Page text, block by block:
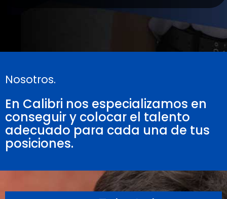
Nosotros.
En Calibri nos especializamos en
conseguir y colocar el talento
adecuado para cada una de tus
posiciones.